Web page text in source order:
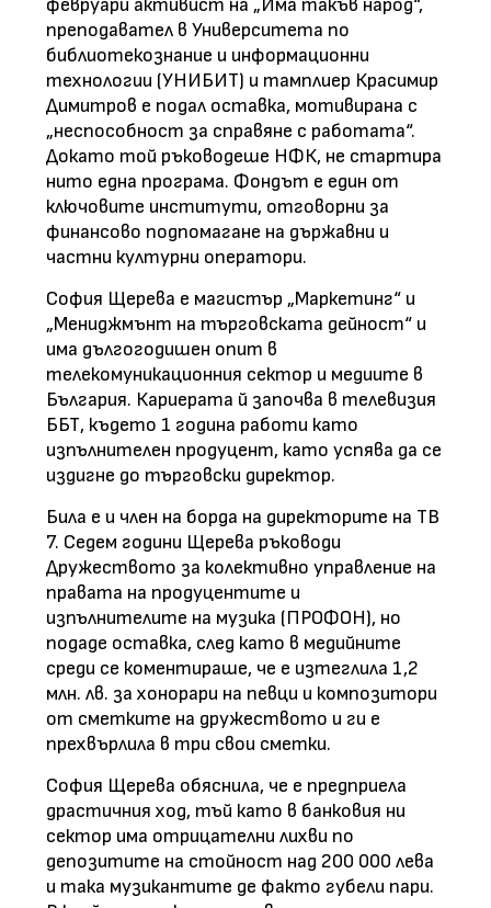
февруари активист на „Има такъв народ“,
преподавател в Университета по
библиотекознание и информационни
технологии (УНИБИТ) и тамплиер Красимир
Димитров е подал оставка, мотивирана с
„неспособност за справяне с работата“.
Докато той ръководеше НФК, не стартира
нито една програма. Фондът е един от
ключовите институти, отговорни за
финансово подпомагане на държавни и
частни културни оператори.
София Щерева е магистър „Маркетинг“ и
„Мениджмънт на търговската дейност“ и
има дългогодишен опит в
телекомуникационния сектор и медиите в
България. Кариерата й започва в телевизия
ББТ, където 1 година работи като
изпълнителен продуцент, като успява да се
издигне до търговски директор.
Била е и член на борда на директорите на ТВ
7. Седем години Щерева ръководи
Дружеството за колективно управление на
правата на продуцентите и
изпълнителите на музика (ПРОФОН), но
подаде оставка, след като в медийните
среди се коментираше, че е изтеглила 1,2
млн. лв. за хонорари на певци и композитори
от сметките на дружеството и ги е
прехвърлила в три свои сметки.
София Щерева обяснила, че е предприела
драстичния ход, тъй като в банковия ни
сектор има отрицателни лихви по
депозитите на стойност над 200 000 лева
и така музикантите де факто губели пари.